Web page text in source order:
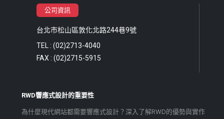
公司資訊
台北市松山區敦化北路244巷9號
TEL : (02)2713-4040
FAX : (02)2715-5915
RWD響應式設計的重要性
為什麼現代網站都需要響應式設計？深入了解RWD的優勢與實作